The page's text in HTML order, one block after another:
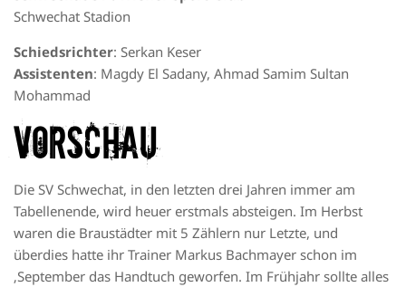
Schwechat Stadion
Schiedsrichter: Serkan Keser
Assistenten: Magdy El Sadany, Ahmad Samim Sultan
Mohammad
Vorschau
Die SV Schwechat, in den letzten drei Jahren immer am
Tabellenende, wird heuer erstmals absteigen. Im Herbst
waren die Braustädter mit 5 Zählern nur Letzte, und
überdies hatte ihr Trainer Markus Bachmayer schon im
‚September das Handtuch geworfen. Im Frühjahr sollte alles